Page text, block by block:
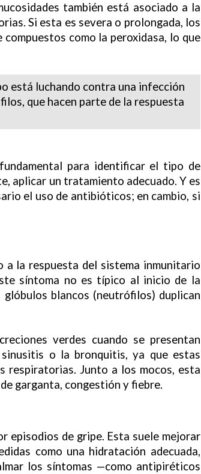
también está asociado a la
Si esta es severa o prolongada, los
como la peroxidasa, lo que
está luchando contra una infección
que hacen parte de la respuesta
para identificar el tipo de
aplicar un tratamiento adecuado. Y es
el uso de antibióticos; en cambio, si
a la respuesta del sistema inmunitario
síntoma no es típico al inicio de la
blancos (neutrófilos) duplican
verdes cuando se presentan
o la bronquitis, ya que estas
respiratorias. Junto a los mocos, esta
garganta, congestión y fiebre.
episodios de gripe. Esta suele mejorar
como una hidratación adecuada,
los síntomas —como antipiréticos